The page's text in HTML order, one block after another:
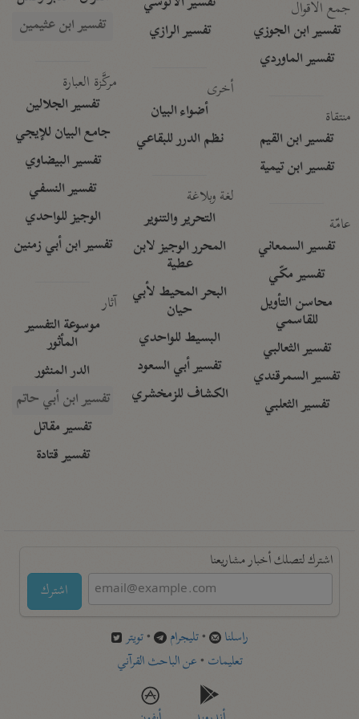
جمع الأقوال
تفسير ابن الجوزي
تفسير الماوردي
منتقاة
تفسير ابن القيم
تفسير ابن تيمية
عامّة
تفسير السمعاني
تفسير مكّي
محاسن التأويل
للقاسمي
تفسير الثعالبي
تفسير السمرقندي
تفسير الثعلبي
تفسير الرازي
أخرى
أضواء البيان
نظم الدرر للبقاعي
لغة وبلاغة
التحرير والتنوير
المحرر الوجيز لابن
عطية
البحر المحيط لأبي
حيان
البسيط للواحدي
تفسير أبي السعود
الكشاف للزمخشري
تفسير ابن عثيمين
مركَّزة العبارة
تفسير الجلالين
جامع البيان للإيجي
تفسير البيضاوي
تفسير النسفي
الوجيز للواحدي
تفسير ابن أبي زمنين
آثار
موسوعة التفسير
المأثور
الدر المنثور
تفسير ابن أبي حاتم
تفسير مقاتل
تفسير قتادة
اشترك لتصلك أخبار مشاريعنا
اشترك
راسلنا •تليجرام •تويتر
تعليمات •عن الباحث القرآني